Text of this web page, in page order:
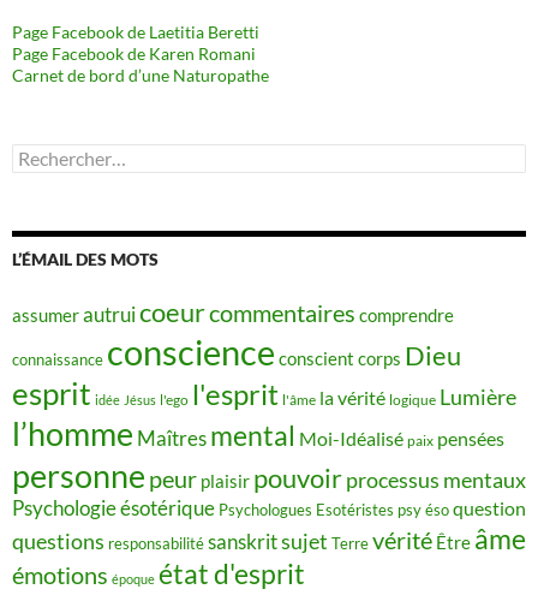
Page Facebook de Laetitia Beretti
Page Facebook de Karen Romani
Carnet de bord d’une Naturopathe
Rechercher :
L’ÉMAIL DES MOTS
assumerautruicoeurcommentaires comprendre
connaissance conscience conscient corps Dieu
esprit idée Jésus l'ego l'esprit l'âme la vérité logique Lumière
l’homme Maîtres mental Moi-Idéalisé paix pensées
personne peur plaisir pouvoirprocessus mentaux
Psychologie ésotérique Psychologues Esotéristes psy ésoquestion
questions responsabilitésanskritsujet Terrevérité Être âme
émotions époque état d'esprit